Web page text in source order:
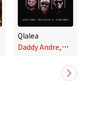
Qlalea
D
addy Andre,Chaka Demus,Mucho Birbo